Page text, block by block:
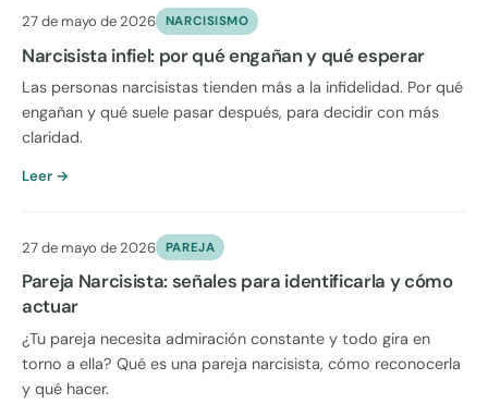
27 de mayo de 2026 NARCISISMO
Narcisista infiel: por qué engañan y qué esperar
Las personas narcisistas tienden más a la infidelidad. Por qué
engañan y qué suele pasar después, para decidir con más
claridad.
Leer →
27 de mayo de 2026 PAREJA
Pareja Narcisista: señales para identificarla y cómo
actuar
¿Tu pareja necesita admiración constante y todo gira en
torno a ella? Qué es una pareja narcisista, cómo reconocerla
y qué hacer.